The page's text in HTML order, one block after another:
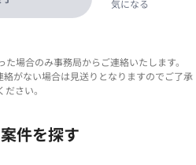
気になる
場合のみ事務局からご連絡いたします。
絡がない場合は見送りとなりますのでご了承
ださい。
件を探す